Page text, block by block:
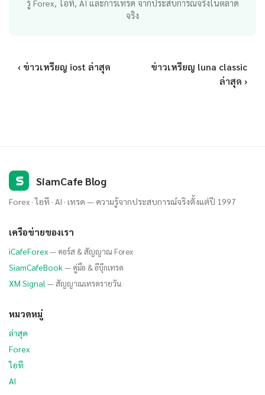
รู้ Forex, ไอที, AI และการเทรด จากประสบการณ์จริงในตลาด
จริง
‹ ข่าวเหรียญ iost ล่าสุด
ข่าวเหรียญ luna classic
ล่าสุด ›
S SiamCafe Blog
Forex · ไอที · AI · เทรด — ความรู้จากประสบการณ์จริงตั้งแต่ปี 1997
เครือข่ายของเรา
iCafeForex— คอร์ส & สัญญาณ Forex
SiamCafeBook— คู่มือ & อีบุ๊กเทรด
XM Signal — สัญญาณเทรดรายวัน
หมวดหมู่
ล่าสุด
Forex
ไอที
AI